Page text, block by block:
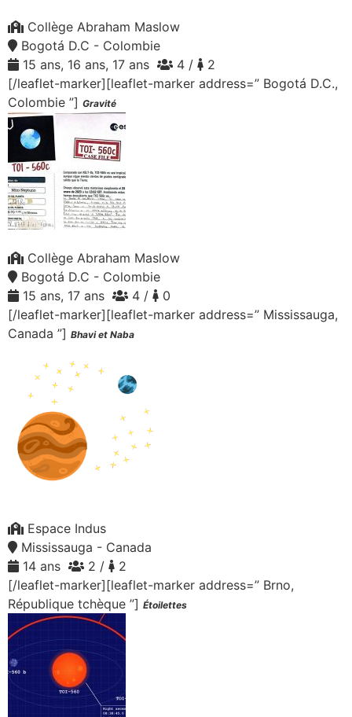
Collège Abraham Maslow
Bogotá D.C - Colombie
15 ans, 16 ans, 17 ans
4 /
2
[/leaflet-marker][leaflet-marker address=” Bogotá D.C.,
Colombie ”] Gravité
Collège Abraham Maslow
Bogotá D.C - Colombie
15 ans, 17 ans
4 /
0
[/leaflet-marker][leaflet-marker address=” Mississauga,
Canada ”] Bhavi et Naba
Espace Indus
Mississauga - Canada
14 ans
2 /
2
[/leaflet-marker][leaflet-marker address=” Brno,
République tchèque ”] Étoilettes